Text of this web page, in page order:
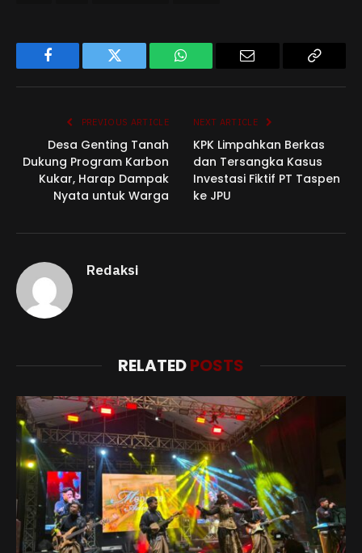
Facebook Twitter WhatsApp Email
Copy
PREVIOUS ARTICLE
Desa Genting Tanah
Dukung Program Karbon
Kukar, Harap Dampak
Nyata untuk Warga
NEXT ARTICLE
KPK Limpahkan Berkas
dan Tersangka Kasus
Investasi Fiktif PT Taspen
ke JPU
Redaksi
RELATEDPOSTS